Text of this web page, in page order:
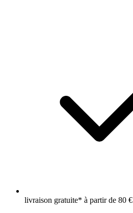
livraison gratuite* à partir de 80 €